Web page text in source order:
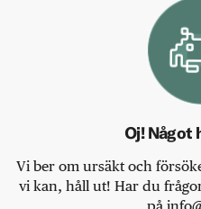
Oj! Något
Vi ber om ursäkt och
vi kan, håll ut! Har du